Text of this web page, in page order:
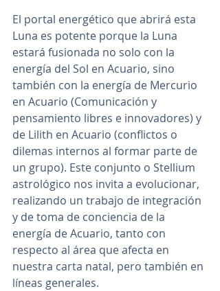
El portal energético que abrirá esta
Luna es potente porque la Luna
estará fusionada no solo con la
energía del Sol en Acuario, sino
también con la energía de Mercurio
en Acuario (Comunicación y
pensamiento libres e innovadores) y
de Lilith en Acuario (conflictos o
dilemas internos al formar parte de
un grupo). Este conjunto o Stellium
astrológico nos invita a evolucionar,
realizando un trabajo de integración
y de toma de conciencia de la
energía de Acuario, tanto con
respecto al área que afecta en
nuestra carta natal, pero también en
líneas generales.